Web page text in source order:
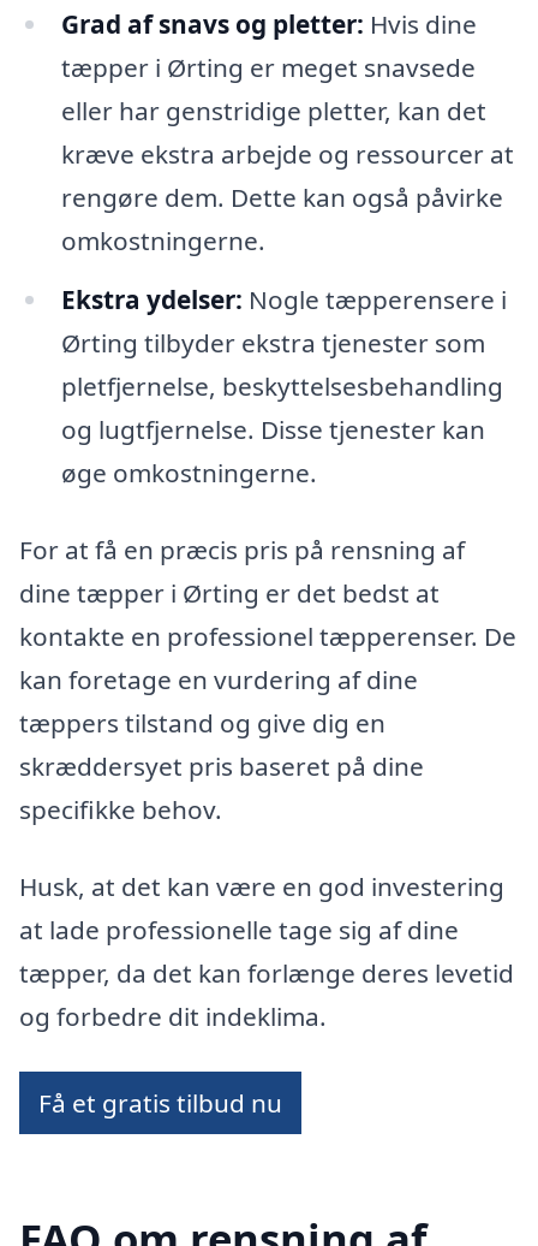
Grad af snavs og pletter: Hvis dine
tæpper i Ørting er meget snavsede
eller har genstridige pletter, kan det
kræve ekstra arbejde og ressourcer at
rengøre dem. Dette kan også påvirke
omkostningerne.
Ekstra ydelser: Nogle tæpperensere i
Ørting tilbyder ekstra tjenester som
pletfjernelse, beskyttelsesbehandling
og lugtfjernelse. Disse tjenester kan
øge omkostningerne.
For at få en præcis pris på rensning af
dine tæpper i Ørting er det bedst at
kontakte en professionel tæpperenser. De
kan foretage en vurdering af dine
tæppers tilstand og give dig en
skræddersyet pris baseret på dine
specifikke behov.
Husk, at det kan være en god investering
at lade professionelle tage sig af dine
tæpper, da det kan forlænge deres levetid
og forbedre dit indeklima.
Få et gratis tilbud nu